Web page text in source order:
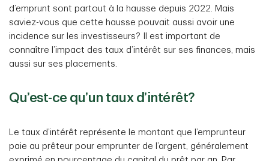
d’emprunt sont partout à la hausse depuis 2022. Mais
saviez-vous que cette hausse pouvait aussi avoir une
incidence sur les investisseurs? Il est important de
connaître l’impact des taux d’intérêt sur ses finances, mais
aussi sur ses placements.
Qu’est-ce qu’un taux d’intérêt?
Le taux d’intérêt représente le montant que l’emprunteur
paie au prêteur pour emprunter de l’argent, généralement